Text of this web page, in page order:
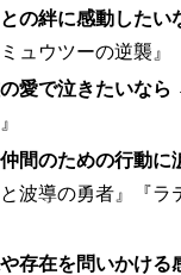
の絆に感動したい
ュウツーの逆襲』
愛で泣きたいなら
間のための行動に
と波導の勇者』『ラ
存在を問いかける